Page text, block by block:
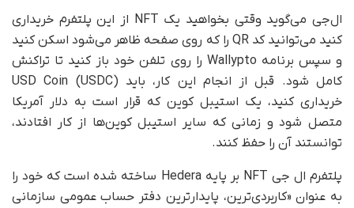
ال‌جی می‌گوید وقتی بخواهید یک NFT از این پلتفرم خریداری
کنید می‌توانید کد QR را که روی صفحه ظاهر می‌شود اسکن کنید
و سپس برنامه Wallypto را روی تلفن خود باز کنید تا تراکنش
کامل شود. قبل از انجام این کار، باید USD Coin (USDC)
خریداری کنید، یک استیبل کوین که قرار است به دلار آمریکا
متصل شود و زمانی که سایر استیبل کوین‌ها از کار افتادند،
توانستند آن را حفظ کنند.
پلتفرم ال جی NFT بر پایه Hedera ساخته شده است که خود را
به عنوان «کاربردی‌ترین، پایدارترین دفتر حساب عمومی سازمانی